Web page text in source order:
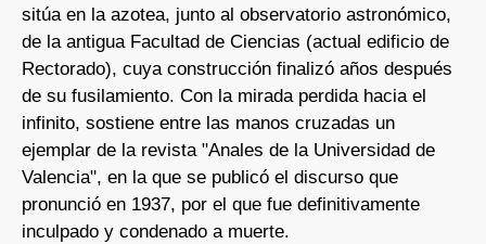
sitúa en la azotea, junto al observatorio astronómico,
de la antigua Facultad de Ciencias (actual edificio de
Rectorado), cuya construcción finalizó años después
de su fusilamiento. Con la mirada perdida hacia el
infinito, sostiene entre las manos cruzadas un
ejemplar de la revista "Anales de la Universidad de
Valencia", en la que se publicó el discurso que
pronunció en 1937, por el que fue definitivamente
inculpado y condenado a muerte.